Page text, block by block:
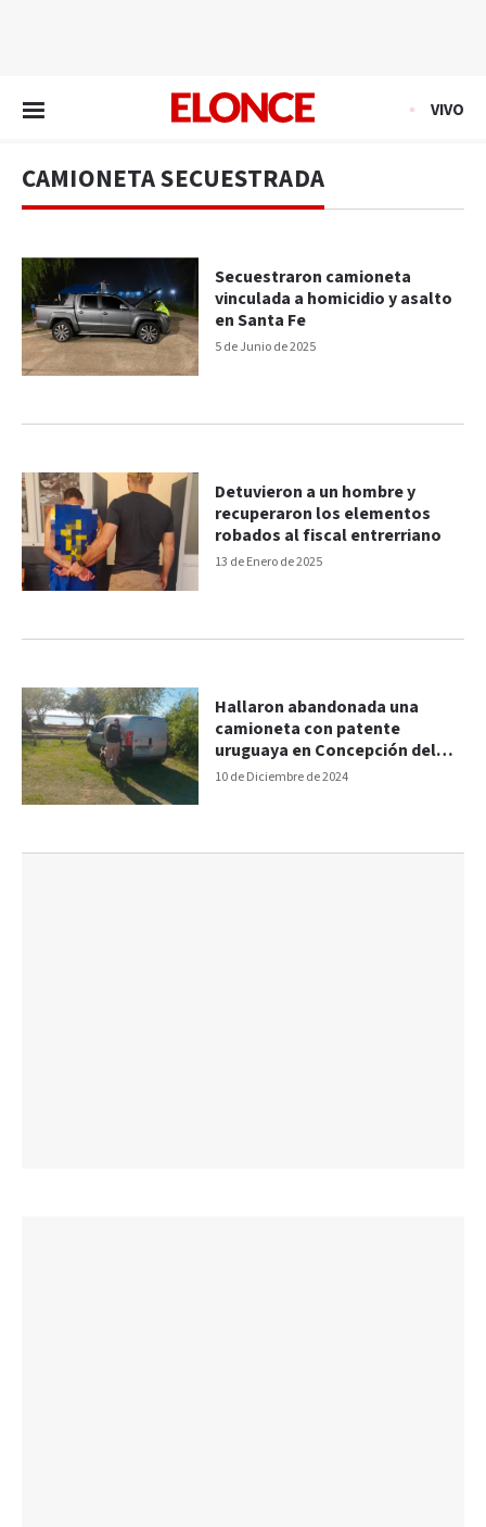
VIVO
CAMIONETA SECUESTRADA
5 de Junio de 2025
Secuestraron camioneta
vinculada a homicidio y asalto
en Santa Fe
13 de Enero de 2025
Detuvieron a un hombre y
recuperaron los elementos
robados al fiscal entrerriano
10 de Diciembre de 2024
Hallaron abandonada una
camioneta con patente
uruguaya en Concepción del
Uruguay